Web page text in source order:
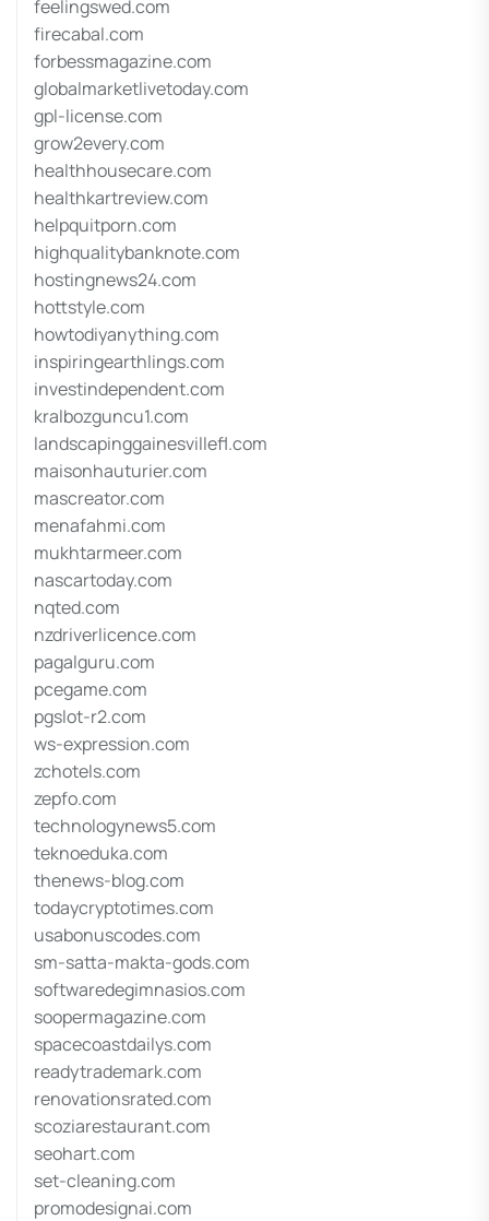
feelingswed.com
firecabal.com
forbessmagazine.com
globalmarketlivetoday.com
gpl-license.com
grow2every.com
healthhousecare.com
healthkartreview.com
helpquitporn.com
highqualitybanknote.com
hostingnews24.com
hottstyle.com
howtodiyanything.com
inspiringearthlings.com
investindependent.com
kralbozguncu1.com
landscapinggainesvillefl.com
maisonhauturier.com
mascreator.com
menafahmi.com
mukhtarmeer.com
nascartoday.com
nqted.com
nzdriverlicence.com
pagalguru.com
pcegame.com
pgslot-r2.com
ws-expression.com
zchotels.com
zepfo.com
technologynews5.com
teknoeduka.com
thenews-blog.com
todaycryptotimes.com
usabonuscodes.com
sm-satta-makta-gods.com
softwaredegimnasios.com
soopermagazine.com
spacecoastdailys.com
readytrademark.com
renovationsrated.com
scoziarestaurant.com
seohart.com
set-cleaning.com
promodesignai.com